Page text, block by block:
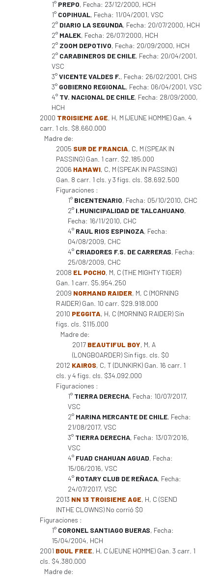
1° PREPO, Fecha: 23/12/2000, HCH
1° COPIHUAL, Fecha: 11/04/2001, VSC
2° DIARIO LA SEGUNDA, Fecha: 20/07/2000, HCH
2° MALEK, Fecha: 26/07/2000, HCH
2° ZOOM DEPOTIVO, Fecha: 20/09/2000, HCH
2° CARABINEROS DE CHILE, Fecha: 20/04/2001,
VSC
3°VICENTE VALDES F., Fecha: 26/02/2001, CHS
3° GOBIERNO REGIONAL, Fecha: 06/04/2001, VSC
4° TV. NACIONAL DE CHILE, Fecha: 28/09/2000,
HCH
2000 TROISIEME AGE, H, M (JEUNE HOMME) Gan. 4
carr. 1 cls. $8.660.000
Madre de:
2005 SUR DE FRANCIA, C, M (SPEAK IN
PASSING) Gan. 1 carr. $2.185.000
2006 HAMAWI, C, M (SPEAK IN PASSING)
Gan. 8 carr. 1 cls. y 3 figs. cls. $8.692.500
Figuraciones :
1° BICENTENARIO, Fecha: 05/10/2010, CHC
2° I.MUNICIPALIDAD DE TALCAHUANO,
Fecha: 16/11/2010, CHC
4° RAUL RIOS ESPINOZA, Fecha:
04/08/2009, CHC
4° CRIADORES F.S. DE CARRERAS, Fecha:
25/08/2009, CHC
2008 EL POCHO, M, C (THE MIGHTY TIGER)
Gan. 1 carr. $5.954.250
2009 NORMAND RAIDER, M, C (MORNING
RAIDER) Gan. 10 carr. $29.918.000
2010 PEGGITA, H, C (MORNING RAIDER) Sin
figs. cls. $115.000
Madre de:
2017 BEAUTIFUL BOY, M, A
(LONGBOARDER) Sin figs. cls. $0
2012 KAIROS, C, T (DUNKIRK) Gan. 16 carr. 1
cls. y 4 figs. cls. $34.092.000
Figuraciones :
1° TIERRA DERECHA, Fecha: 10/07/2017,
VSC
2° MARINA MERCANTE DE CHILE, Fecha:
21/08/2017, VSC
3° TIERRA DERECHA, Fecha: 13/07/2016,
VSC
4° FUAD CHAHUAN AGUAD, Fecha:
15/06/2016, VSC
4° ROTARY CLUB DE REÑACA, Fecha:
24/07/2017, VSC
2013 NN 13 TROISIEME AGE, H, C (SEND
INTHE CLOWNS) No corrió $0
Figuraciones :
1° CORONEL SANTIAGO BUERAS, Fecha:
15/04/2004, HCH
2001 BOUL FREE, H, C (JEUNE HOMME) Gan. 3 carr. 1
cls. $4.380.000
Madre de: